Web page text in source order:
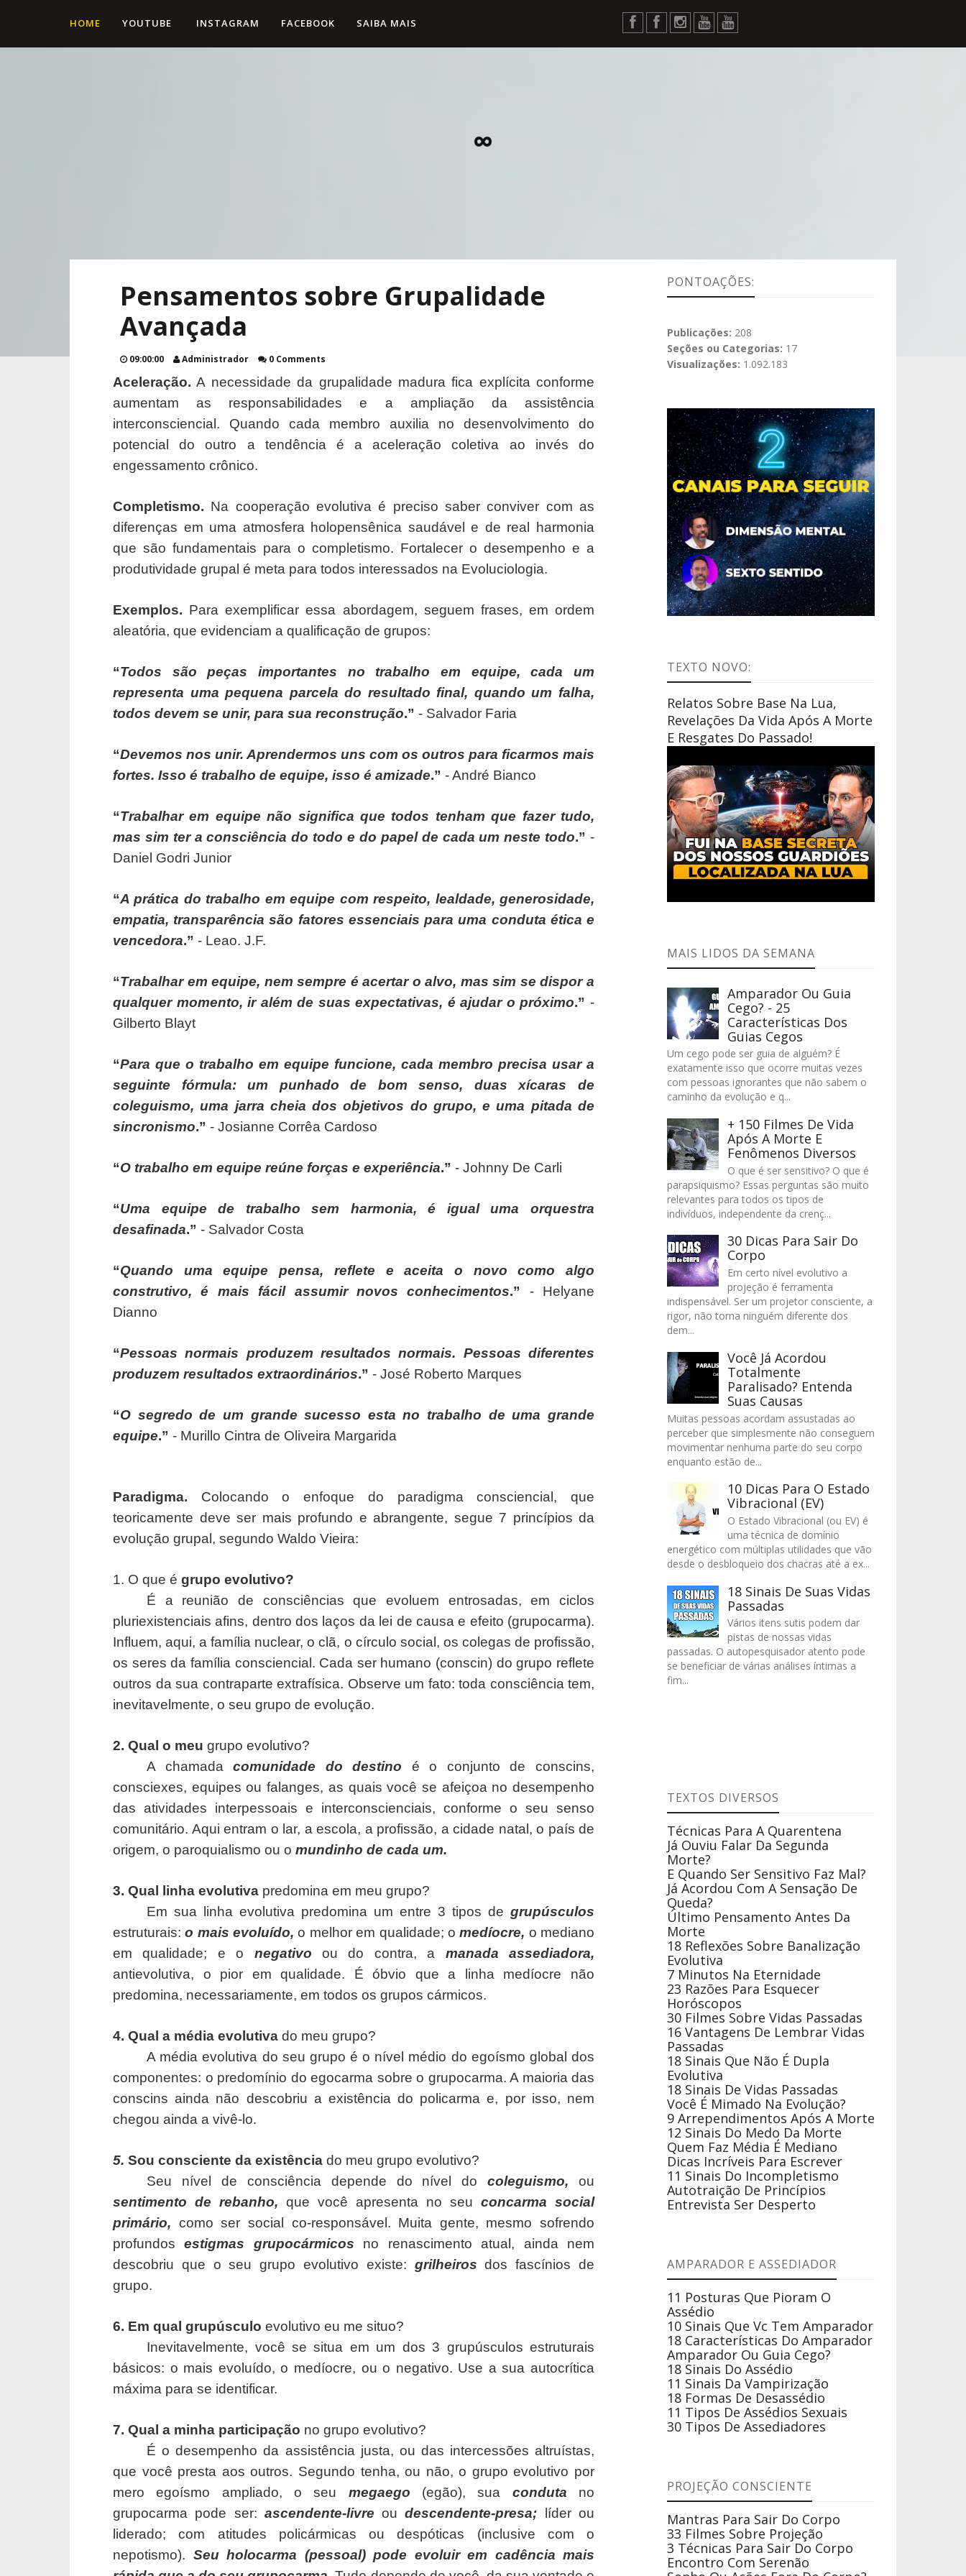
HOME YOUTUBE INSTAGRAM FACEBOOK SAIBA MAIS
∞
Pensamentos sobre Grupalidade
Avançada
09:00:00 Administrador 0 Comments
Aceleração. A necessidade da grupalidade madura fica explícita conforme
aumentam as responsabilidades e a ampliação da assistência
interconsciencial. Quando cada membro auxilia no desenvolvimento do
potencial do outro a tendência é a aceleração coletiva ao invés do
engessamento crônico.
Completismo. Na cooperação evolutiva é preciso saber conviver com as
diferenças em uma atmosfera holopensênica saudável e de real harmonia
que são fundamentais para o completismo. Fortalecer o desempenho e a
produtividade grupal é meta para todos interessados na Evoluciologia.
Exemplos. Para exemplificar essa abordagem, seguem frases, em ordem
aleatória, que evidenciam a qualificação de grupos:
“Todos são peças importantes no trabalho em equipe, cada um
representa uma pequena parcela do resultado final, quando um falha,
todos devem se unir, para sua reconstrução.” - Salvador Faria
“Devemos nos unir. Aprendermos uns com os outros para ficarmos mais
fortes. Isso é trabalho de equipe, isso é amizade.” - André Bianco
“Trabalhar em equipe não significa que todos tenham que fazer tudo,
mas sim ter a consciência do todo e do papel de cada um neste todo.” -
Daniel Godri Junior
“A prática do trabalho em equipe com respeito, lealdade, generosidade,
empatia, transparência são fatores essenciais para uma conduta ética e
vencedora.” - Leao. J.F.
“Trabalhar em equipe, nem sempre é acertar o alvo, mas sim se dispor a
qualquer momento, ir além de suas expectativas, é ajudar o próximo.” -
Gilberto Blayt
“Para que o trabalho em equipe funcione, cada membro precisa usar a
seguinte fórmula: um punhado de bom senso, duas xícaras de
coleguismo, uma jarra cheia dos objetivos do grupo, e uma pitada de
sincronismo.” - Josianne Corrêa Cardoso
“O trabalho em equipe reúne forças e experiência.” - Johnny De Carli
“Uma equipe de trabalho sem harmonia, é igual uma orquestra
desafinada.” - Salvador Costa
“Quando uma equipe pensa, reflete e aceita o novo como algo
construtivo, é mais fácil assumir novos conhecimentos.”
- Helyane
Dianno
“Pessoas normais produzem resultados normais. Pessoas diferentes
produzem resultados extraordinários.” - José Roberto Marques
“O segredo de um grande sucesso esta no trabalho de uma grande
equipe.” - Murillo Cintra de Oliveira Margarida
Paradigma. Colocando o enfoque do paradigma consciencial, que
teoricamente deve ser mais profundo e abrangente, segue 7 princípios da
evolução grupal, segundo Waldo Vieira:
1. O que é grupo evolutivo?
É a reunião de consciências que evoluem entrosadas, em ciclos
pluriexistenciais afins, dentro dos laços da lei de causa e efeito (grupocarma).
Influem, aqui, a família nuclear, o clã, o círculo social, os colegas de profissão,
os seres da família consciencial. Cada ser humano (conscin) do grupo reflete
outros da sua contraparte extrafísica. Observe um fato: toda consciência tem,
inevitavelmente, o seu grupo de evolução.
2. Qual o meu grupo evolutivo?
A chamadacomunidade do destino é o conjunto de conscins,
consciexes, equipes ou falanges, as quais você se afeiçoa no desempenho
das atividades interpessoais e interconscienciais, conforme o seu senso
comunitário. Aqui entram o lar, a escola, a profissão, a cidade natal, o país de
origem, o paroquialismo ou o mundinho de cada um.
3. Qual linha evolutiva predomina em meu grupo?
Em sua linha evolutiva predomina um entre 3 tipos de grupúsculos
estruturais:o mais evoluído,o melhor em qualidade; omedíocre, o mediano
em qualidade; e o negativoou do contra, a manada assediadora,
antievolutiva, o pior em qualidade. É óbvio que a linha medíocre não
predomina, necessariamente, em todos os grupos cármicos.
4. Qual a média evolutiva do meu grupo?
A média evolutiva do seu grupo é o nível médio do egoísmo global dos
componentes: o predomínio do egocarma sobre o grupocarma. A maioria das
conscins ainda não descobriu a existência do policarma e, por isso, nem
chegou ainda a vivê-lo.
5. Sou consciente da existência do meu grupo evolutivo?
Seu nível de consciência depende do nível docoleguismo,ou
sentimento de rebanho, que você apresenta no seu concarma social
primário, como ser social co-responsável. Muita gente, mesmo sofrendo
profundosestigmas grupocármicos no renascimento atual, ainda nem
descobriu que o seu grupo evolutivo existe: grilheirosdos fascínios de
grupo.
6. Em qual grupúsculo evolutivo eu me situo?
Inevitavelmente, você se situa em um dos 3 grupúsculos estruturais
básicos: o mais evoluído, o medíocre, ou o negativo. Use a sua autocrítica
máxima para se identificar.
7. Qual a minha participação no grupo evolutivo?
É o desempenho da assistência justa, ou das intercessões altruístas,
que você presta aos outros. Segundo tenha, ou não, o grupo evolutivo por
mero egoísmo ampliado, o seu megaego (egão), sua conduta no
grupocarma pode ser: ascendente-livreoudescendente-presa;
líder ou
liderado; com atitudes policármicas ou despóticas (inclusive com o
nepotismo). Seu holocarma (pessoal) pode evoluir em cadência mais
PONTOAÇÕES:
Publicações: 208
Seções ou Categorias: 17
Visualizações: 1.092.183
TEXTO NOVO:
Relatos Sobre Base Na Lua,
Revelações Da Vida Após A Morte
E Resgates Do Passado!
MAIS LIDOS DA SEMANA
Amparador Ou Guia
Cego? - 25
Características Dos
Guias Cegos
Um cego pode ser guia de alguém? É
exatamente isso que ocorre muitas vezes
com pessoas ignorantes que não sabem o
caminho da evolução e q...
+ 150 Filmes De Vida
Após A Morte E
Fenômenos Diversos
O que é ser sensitivo? O que é
parapsiquismo? Essas perguntas são muito
relevantes para todos os tipos de
indivíduos, independente da crenç...
30 Dicas Para Sair Do
Corpo
Em certo nível evolutivo a
projeção é ferramenta
indispensável. Ser um projetor consciente, a
rigor, não torna ninguém diferente dos
dem...
Você Já Acordou
Totalmente
Paralisado? Entenda
Suas Causas
Muitas pessoas acordam assustadas ao
perceber que simplesmente não conseguem
movimentar nenhuma parte do seu corpo
enquanto estão de...
10 Dicas Para O Estado
Vibracional (EV)
O Estado Vibracional (ou EV) é
uma técnica de domínio
energético com múltiplas utilidades que vão
desde o desbloqueio dos chacras até a ex...
18 Sinais De Suas Vidas
Passadas
Vários itens sutis podem dar
pistas de nossas vidas
passadas. O autopesquisador atento pode
se beneficiar de várias análises íntimas a
fim...
TEXTOS DIVERSOS
Técnicas Para A Quarentena
Já Ouviu Falar Da Segunda
Morte?
E Quando Ser Sensitivo Faz Mal?
Já Acordou Com A Sensação De
Queda?
Último Pensamento Antes Da
Morte
18 Reflexões Sobre Banalização
Evolutiva
7 Minutos Na Eternidade
23 Razões Para Esquecer
Horóscopos
30 Filmes Sobre Vidas Passadas
16 Vantagens De Lembrar Vidas
Passadas
18 Sinais Que Não É Dupla
Evolutiva
18 Sinais De Vidas Passadas
Você É Mimado Na Evolução?
9 Arrependimentos Após A Morte
12 Sinais Do Medo Da Morte
Quem Faz Média É Mediano
Dicas Incríveis Para Escrever
11 Sinais Do Incompletismo
Autotraição De Princípios
Entrevista Ser Desperto
AMPARADOR E ASSEDIADOR
11 Posturas Que Pioram O
Assédio
10 Sinais Que Vc Tem Amparador
18 Características Do Amparador
Amparador Ou Guia Cego?
18 Sinais Do Assédio
11 Sinais Da Vampirização
18 Formas De Desassédio
11 Tipos De Assédios Sexuais
30 Tipos De Assediadores
PROJEÇÃO CONSCIENTE
Mantras Para Sair Do Corpo
33 Filmes Sobre Projeção
3 Técnicas Para Sair Do Corpo
Encontro Com Serenão